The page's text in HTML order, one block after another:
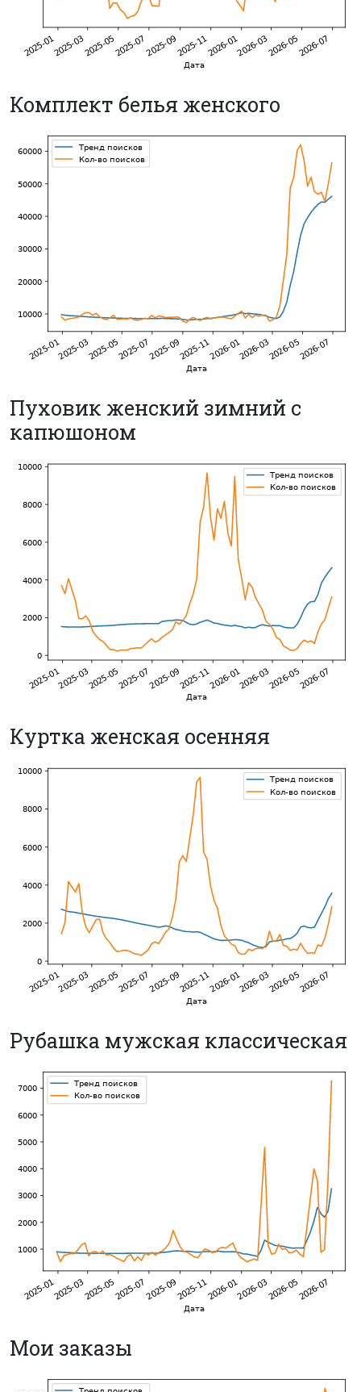
Комплект белья женского
Пуховик женский зимний с
капюшоном
Куртка женская осенняя
Рубашка мужская классическая
Мои заказы